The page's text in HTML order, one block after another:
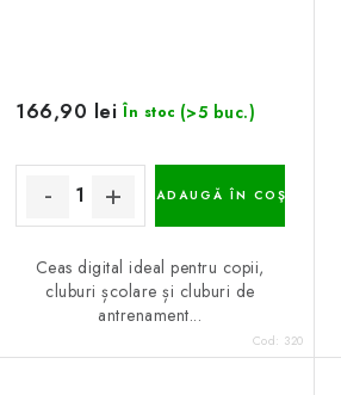
În stoc (>5 buc.)
166,90 lei
ADAUGĂ ÎN COŞ
Ceas digital ideal pentru copii,
cluburi școlare și cluburi de
antrenament...
Cod: 320